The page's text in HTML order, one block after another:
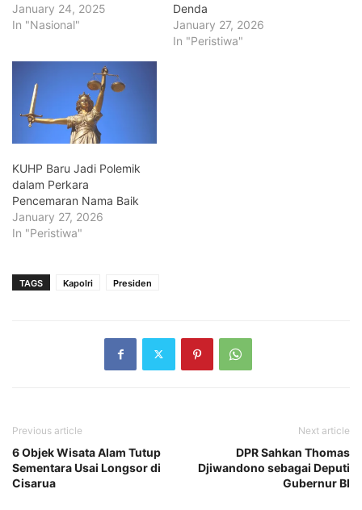
January 24, 2025
In "Nasional"
Denda
January 27, 2026
In "Peristiwa"
KUHP Baru Jadi Polemik
dalam Perkara
Pencemaran Nama Baik
January 27, 2026
In "Peristiwa"
TAGS Kapolri Presiden
Previous article
6 Objek Wisata Alam Tutup
Sementara Usai Longsor di
Cisarua
Next article
DPR Sahkan Thomas
Djiwandono sebagai Deputi
Gubernur BI